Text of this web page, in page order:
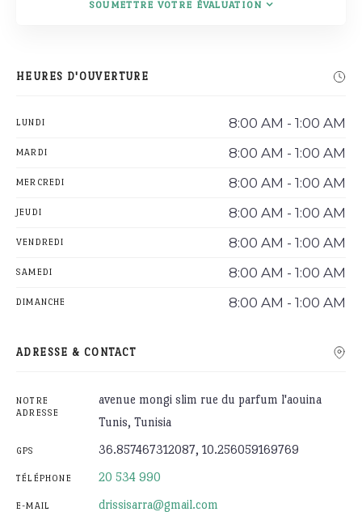
SOUMETTRE VOTRE ÉVALUATION
HEURES D'OUVERTURE
LUNDI 8:00 AM - 1:00 AM
MARDI 8:00 AM - 1:00 AM
MERCREDI 8:00 AM - 1:00 AM
JEUDI 8:00 AM - 1:00 AM
VENDREDI 8:00 AM - 1:00 AM
SAMEDI 8:00 AM - 1:00 AM
DIMANCHE 8:00 AM - 1:00 AM
ADRESSE & CONTACT
NOTRE
ADRESSE
avenue mongi slim rue du parfum l'aouina
Tunis, Tunisia
GPS 36.857467312087, 10.256059169769
TÉLÉPHONE 20 534 990
E-MAIL drissisarra@gmail.com